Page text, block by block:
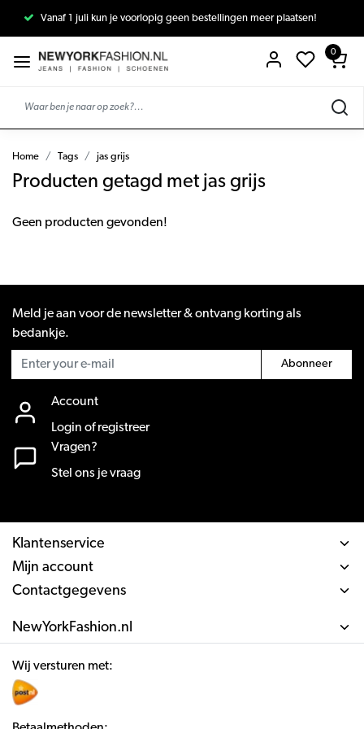
Vanaf 1 juli kun je voorlopig geen bestellingen meer plaatsen!
0
Home Tags jas grijs
Producten getagd met jas grijs
Geen producten gevonden!
Meld je aan voor de newsletter & ontvang korting als
bedankje.
Abonneer
Account
Login of registreer
Vragen?
Stel ons je vraag
Klantenservice
Mijn account
Contactgegevens
NewYorkFashion.nl
Wij versturen met: